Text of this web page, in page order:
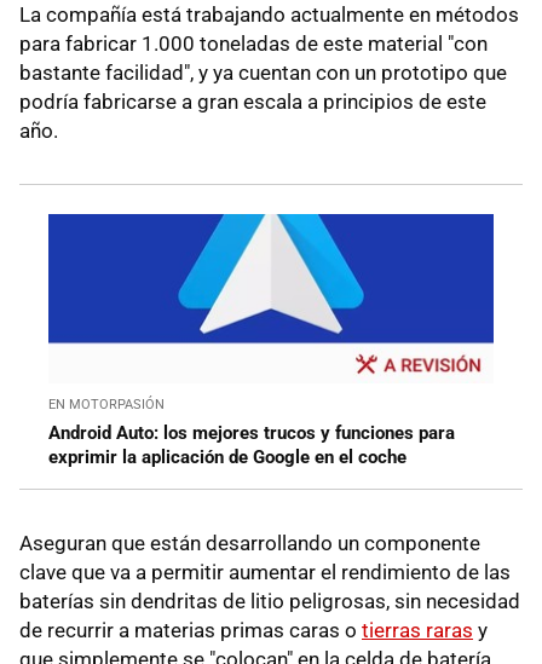
La compañía está trabajando actualmente en métodos
para fabricar 1.000 toneladas de este material "con
bastante facilidad", y ya cuentan con un prototipo que
podría fabricarse a gran escala a principios de este
año.
EN MOTORPASIÓN
Android Auto: los mejores trucos y funciones para
exprimir la aplicación de Google en el coche
Aseguran que están desarrollando un componente
clave que va a permitir aumentar el rendimiento de las
baterías sin dendritas de litio peligrosas, sin necesidad
de recurrir a materias primas caras o tierras raras y
que simplemente se "colocan" en la celda de batería